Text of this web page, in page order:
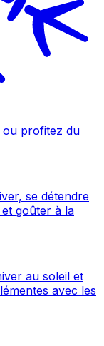
ou profitez du
se détendre
goûter à la
au soleil et
avec les